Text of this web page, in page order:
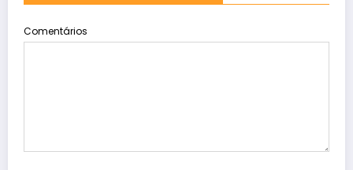
Comentários